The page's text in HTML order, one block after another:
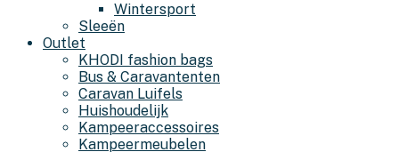
Wintersport
Sleeën
Outlet
KHODI fashion bags
Bus & Caravantenten
Caravan Luifels
Huishoudelijk
Kampeeraccessoires
Kampeermeubelen